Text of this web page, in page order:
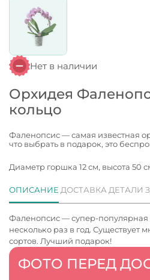
Нет в наличии
Орхидея
кольцо
Фаленопсис — самая известная
что выбрать в подарок, это
Диаметр горшка 12 см, высота 50
ФОТО ПЕРЕД
ОПИСАНИЕ ДОСТАВКА ДЕТАЛИ
Фаленопсис — супер-популярная
несколько раз в год. Существует
сортов. Лучший подарок!